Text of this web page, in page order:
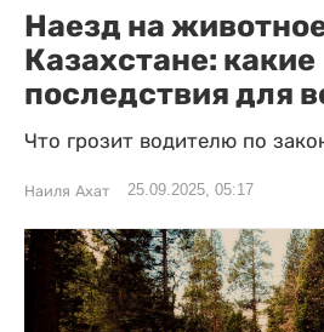
Наезд на
Казахстане: какие
последствия для
Что грозит водителю по
Наиля Ахат 25.09.2025, 05:17